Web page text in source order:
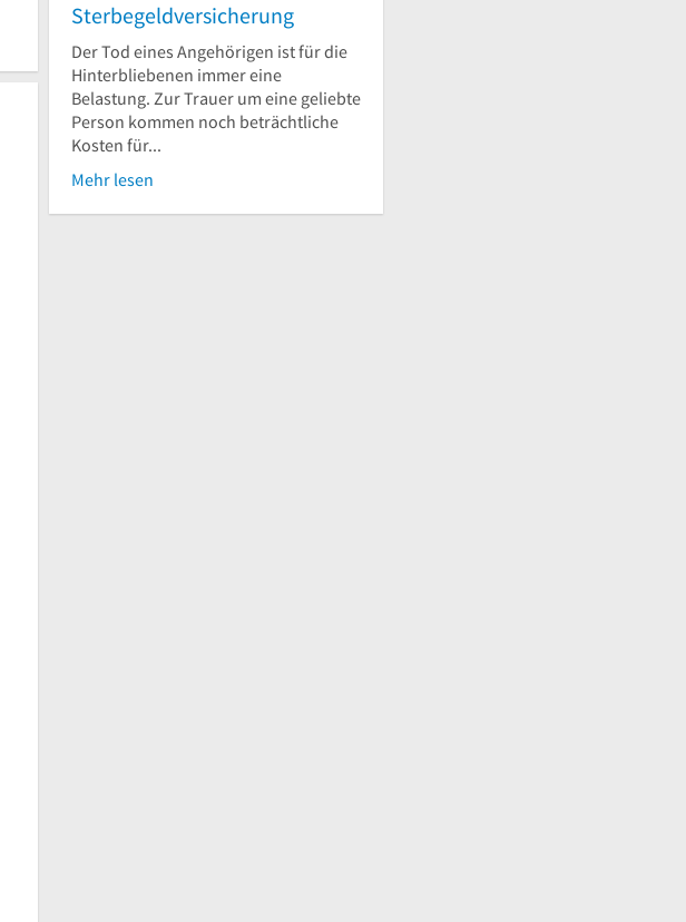
Sterbegeldversicherung
Der Tod eines Angehörigen ist für die
Hinterbliebenen immer eine
Belastung. Zur Trauer um eine geliebte
Person kommen noch beträchtliche
Kosten für...
Mehr lesen